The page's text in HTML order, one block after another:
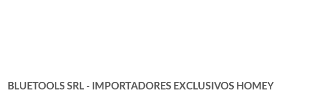
BLUETOOLS SRL - IMPORTADORES EXCLUSIVOS HOMEY